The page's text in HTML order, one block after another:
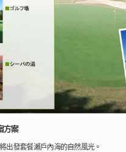
方案
出發套餐瀨戶內海的自然風光。